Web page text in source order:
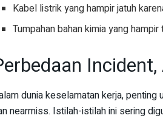
Kabel listrik yang hampir jatuh
Tumpahan bahan kimia yang
dunia keselamatan kerja,
nearmiss. Istilah-istilah ini sering